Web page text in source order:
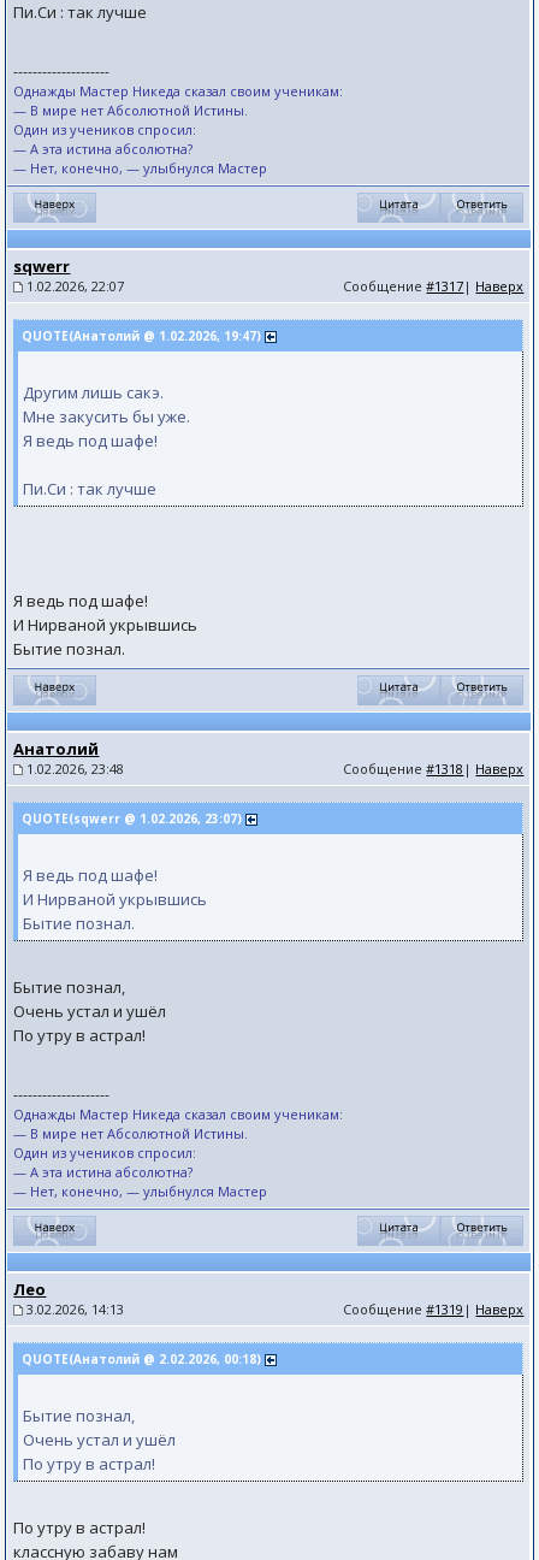
Пи.Си : так лучше
--------------------
Однажды Мастер Никеда сказал своим ученикам:
— В мире нет Абсолютной Истины.
Один из учеников спросил:
— А эта истина абсолютна?
— Нет, конечно, — улыбнулся Мастер
sqwerr
1.02.2026, 22:07 Сообщение#1317 | Наверх
QUOTE(Анатолий @ 1.02.2026, 19:47)
Другим лишь сакэ.
Мне закусить бы уже.
Я ведь под шафе!
Пи.Си : так лучше
Я ведь под шафе!
И Нирваной укрывшись
Бытие познал.
Анатолий
1.02.2026, 23:48 Сообщение#1318 | Наверх
QUOTE(sqwerr @ 1.02.2026, 23:07)
Я ведь под шафе!
И Нирваной укрывшись
Бытие познал.
Бытие познал,
Очень устал и ушёл
По утру в астрал!
--------------------
Однажды Мастер Никеда сказал своим ученикам:
— В мире нет Абсолютной Истины.
Один из учеников спросил:
— А эта истина абсолютна?
— Нет, конечно, — улыбнулся Мастер
Лео
3.02.2026, 14:13 Сообщение#1319 | Наверх
QUOTE(Анатолий @ 2.02.2026, 00:18)
Бытие познал,
Очень устал и ушёл
По утру в астрал!
По утру в астрал!
классную забаву нам